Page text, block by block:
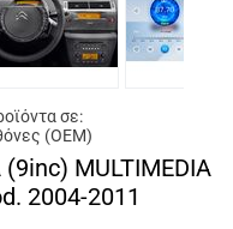
σε:
(OEM)
(9inc) MULTIMEDIA
2004-2011